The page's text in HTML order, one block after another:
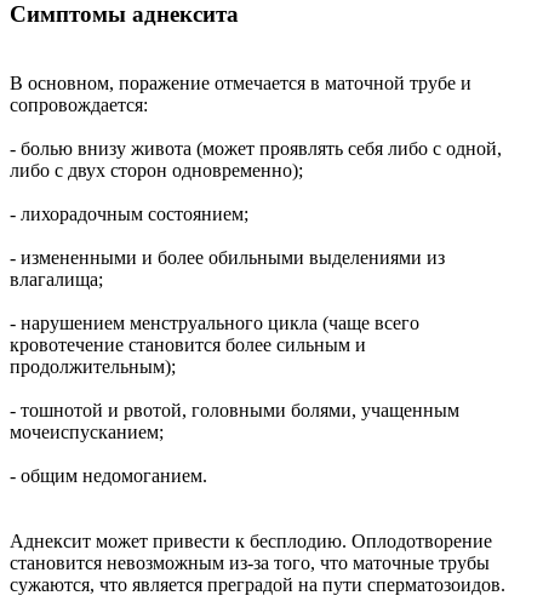
Симптомы аднексита
В основном, поражение отмечается в маточной трубе и
сопровождается:
- болью внизу живота (может проявлять себя либо с одной,
либо с двух сторон одновременно);
- лихорадочным состоянием;
- измененными и более обильными выделениями из
влагалища;
- нарушением менструального цикла (чаще всего
кровотечение становится более сильным и
продолжительным);
- тошнотой и рвотой, головными болями, учащенным
мочеиспусканием;
- общим недомоганием.
Аднексит может привести к бесплодию. Оплодотворение
становится невозможным из-за того, что маточные трубы
сужаются, что является преградой на пути сперматозоидов.